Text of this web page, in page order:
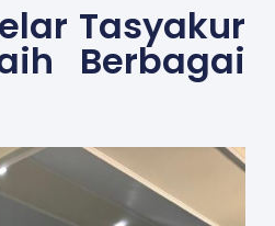
Tasyakur
Berbagai